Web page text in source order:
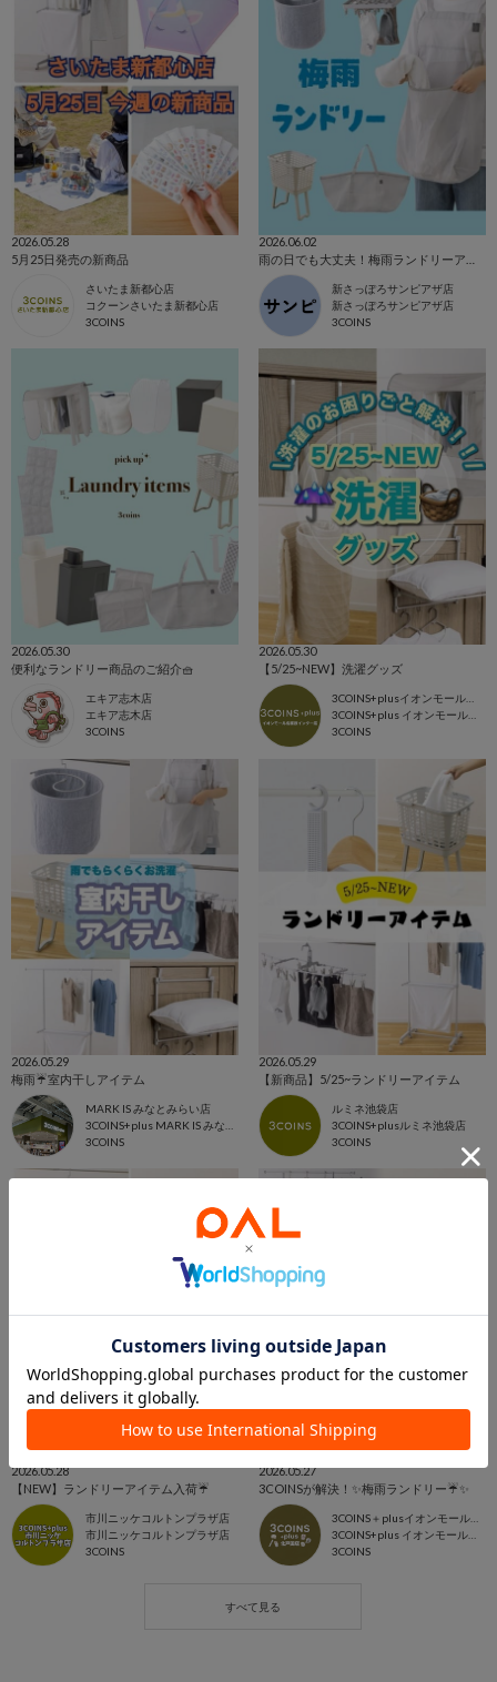
2026.05.28
5月25日発売の新商品
さいたま新都心店
コクーンさいたま新都心店
3COINS
2026.06.02
新さっぽろサンピアザ店
新さっぽろサンピアザ店
3COINS
2026.05.30
便利なランドリー商品のご紹介🧺
エキア志木店
エキア志木店
3COINS
2026.05.30
【5/25~NEW】洗濯グッズ
3COINS
2026.05.29
梅雨☔️室内干しアイテム
MARK IS みなとみらい店
3COINS
2026.05.29
【新商品】5/25~ランドリーアイテム
ルミネ池袋店
3COINS+plusルミネ池袋店
3COINS
2026.05.28
【NEW】ランドリーアイテム入荷☔️
市川ニッケコルトンプラザ店
市川ニッケコルトンプラザ店
3COINS
2026.05.27
3COINSが解決！✨梅雨ランドリー☔️✨
3COINS